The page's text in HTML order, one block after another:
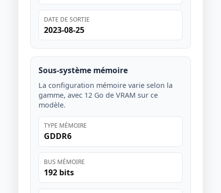
DATE DE SORTIE
2023-08-25
Sous-système mémoire
La configuration mémoire varie selon la
gamme, avec 12 Go de VRAM sur ce
modèle.
TYPE MÉMOIRE
GDDR6
BUS MÉMOIRE
192 bits